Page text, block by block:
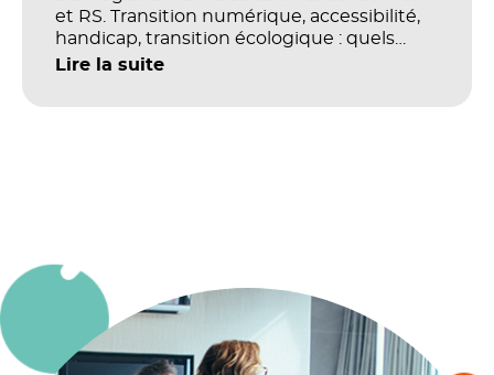
et RS. Transition numérique, accessibilité,
handicap, transition écologique : quels
impacts concrets pour les référentiels dans
Lire la suite